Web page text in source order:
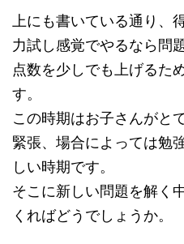
上にも書いている通り、
力試し感覚でやるなら問
点数を少しでも上げるた
す。
この時期はお子さんがと
緊張、場合によっては勉
しい時期です。
そこに新しい問題を解く
くればどうでしょうか。